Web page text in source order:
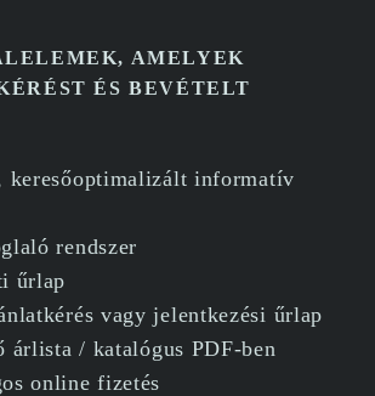
AMELYEK
ÉS BEVÉTELT
keresőoptimalizált informatív
rendszer
űrlap
vagy jelentkezési űrlap
árlista / katalógus PDF-ben
online fizetés